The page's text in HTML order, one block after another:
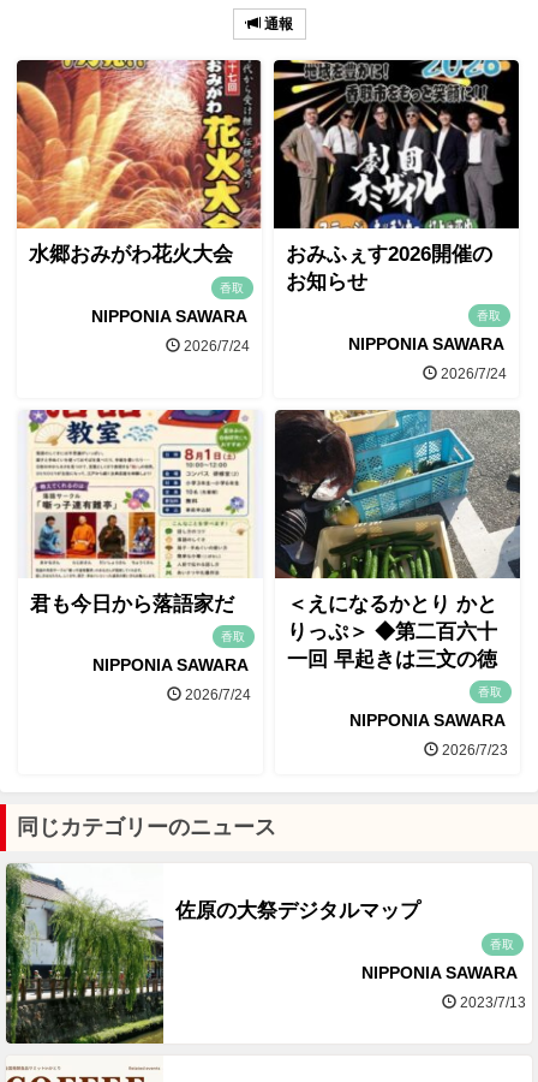
通報
水郷おみがわ花火大会
香取
NIPPONIA SAWARA
2026/7/24
おみふぇす2026開催の
お知らせ
香取
NIPPONIA SAWARA
2026/7/24
君も今日から落語家だ
香取
NIPPONIA SAWARA
2026/7/24
＜えになるかとり かと
りっぷ＞ ◆第二百六十
一回 早起きは三文の徳
香取
NIPPONIA SAWARA
2026/7/23
同じカテゴリーのニュース
佐原の大祭デジタルマップ
香取
NIPPONIA SAWARA
2023/7/13